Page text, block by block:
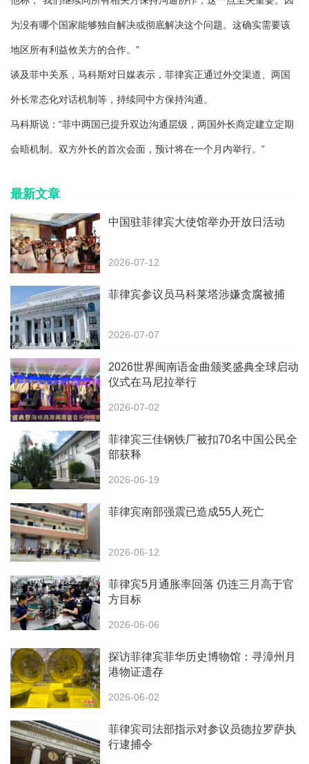
为没有哪个国家能够独自解决或彻底解决这个问题。这确实需要该
地区所有利益攸关方的合作。”
谈及菲中关系，马科斯对日媒表示，菲律宾正通过外交渠道、两国
外长常态化对话机制等，持续同中方保持沟通。
马科斯说：“菲中两国已提升双边沟通层级，两国外长商定建立定期
会晤机制。双方外长的首次会面，预计将在一个月内举行。”
最新文章
中国驻菲律宾大使馆举办开放日活动
2026-07-12
菲律宾参议员马科莱塔涉嫌贪腐被捕
2026-07-07
2026世界闽南语金曲颁奖盛典全球启动
仪式在马尼拉举行
2026-07-02
菲律宾三佳钢铁厂被扣70名中国公民全
部获释
2026-06-19
菲律宾南部强震已造成55人死亡
2026-06-12
菲律宾5月通胀率回落 仍连三月高于官
方目标
2026-06-06
探访菲律宾菲华历史博物馆：寻漳州月
港物证遗存
2026-06-02
菲律宾司法部指示对参议员德拉罗萨执
行逮捕令